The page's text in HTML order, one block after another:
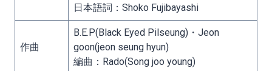
日本語詞：Shoko Fujibayashi
作曲
B.E.P(Black Eyed Pilseung)・Jeon
goon(jeon seung hyun)
編曲：Rado(Song joo young)